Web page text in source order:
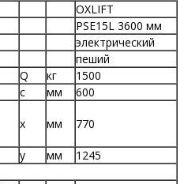
OXLIFT
PSE15L 3600 мм
электрический
пеший
Q кг
1500
c мм 600
x мм 770
y мм
1245